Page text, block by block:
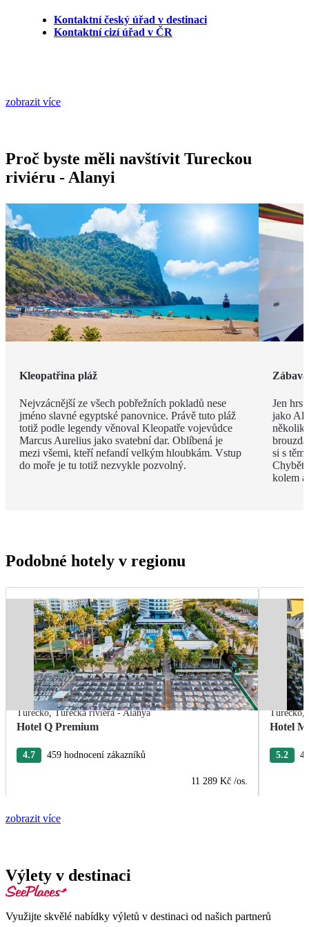
Kontaktní český úřad v destinaci
Kontaktní cizí úřad v ČR
zobrazit více
Proč byste měli navštívit Tureckou
riviéru - Alanyi
Kleopatřina pláž
Nejvzácnější ze všech pobřežních pokladů nese
jméno slavné egyptské panovnice. Právě tuto pláž
totiž podle legendy věnoval Kleopatře vojevůdce
Marcus Aurelius jako svatební dar. Oblíbená je
mezi všemi, kteří nefandí velkým hloubkám. Vstup
do moře je tu totiž nezvykle pozvolný.
Jen
jako
si s
Chybět
kolem
Podobné hotely v regionu
Turecko,Turecká riviéra - Alanya
Hotel Q Premium
4.7 459 hodnocení zákazníků
11 289 Kč /os.
Turecko,
Hotel
5.2
zobrazit více
Výlety v destinaci
Využijte skvělé nabídky výletů v destinaci od našich partnerů